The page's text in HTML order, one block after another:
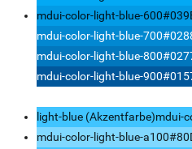
mdui-color-light-blue-600
mdui-color-light-blue-700
mdui-color-light-blue-800
mdui-color-light-blue-900
light-blue (Akzentfarbe)mdui-
mdui-color-light-blue-a100